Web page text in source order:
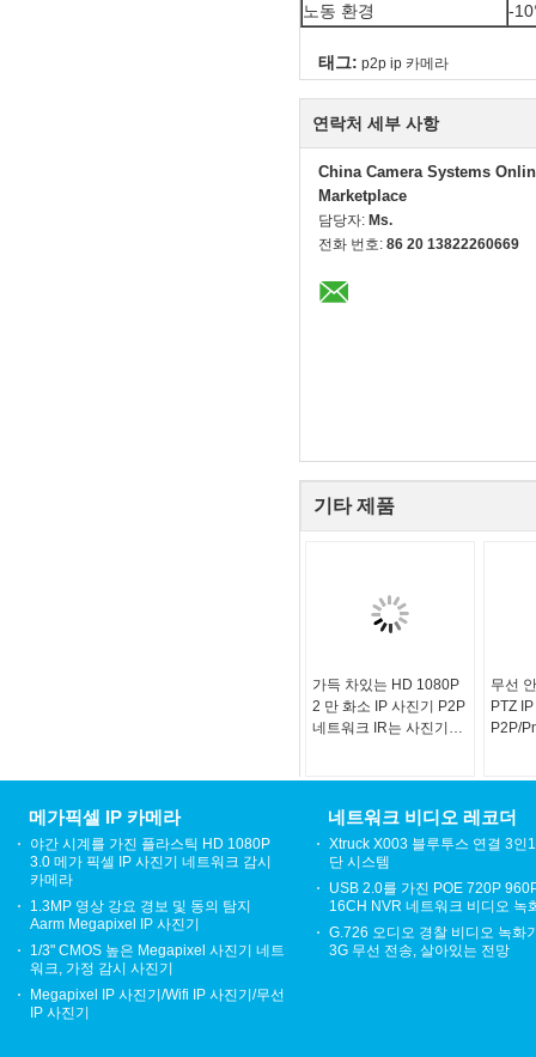
노동 환경
-
태그: p2p ip 카메라
연락처 세부 사항
China Camera Systems
Marketplace
담당자: Ms.
전화 번호: 86 20 13822260669
기타 제품
가득 차있는 HD 1080P
2 만 화소 IP 사진기 P2P
네트워크 IR는 사진기를
무선
PTZ
P2P/
메가픽셀 IP 카메라
야간 시계를 가진 플라스틱 HD 1080P
3.0 메가 픽셀 IP 사진기 네트워크 감시
카메라
1.3MP 영상 강요 경보 및 동의 탐지
Aarm Megapixel IP 사진기
1/3" CMOS 높은 Megapixel 사진기 네트
워크, 가정 감시 사진기
Megapixel IP 사진기/Wifi IP 사진기/무선
IP 사진기
네트워크 비디오 레코더
Xtruck X003 블루투스 연결 3인
단 시스템
USB 2.0를 가진 POE 720P
16CH NVR 네트워크 비디오 녹
G.726 오디오 경찰 비디오 녹화
3G 무선 전송, 살아있는 전망